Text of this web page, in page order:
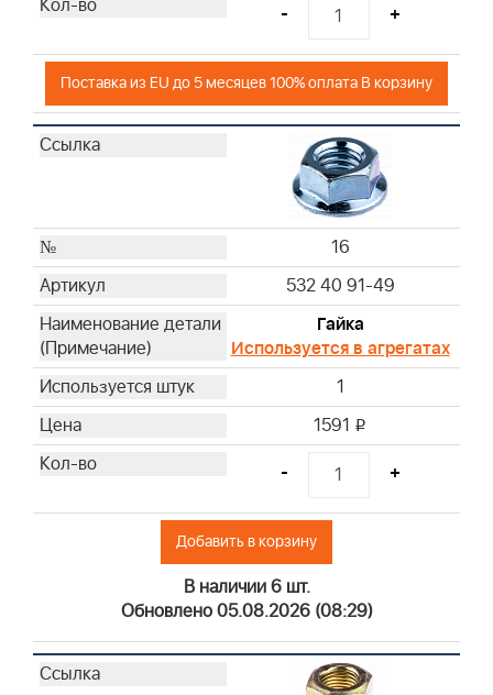
- +
Поставка из EU до 5 месяцев 100% оплата В корзину
16
532 40 91-49
Гайка
Используется в агрегатах
1
1591 i
- +
Добавить в корзину
В наличии 6 шт.
Обновлено 05.08.2026 (08:29)